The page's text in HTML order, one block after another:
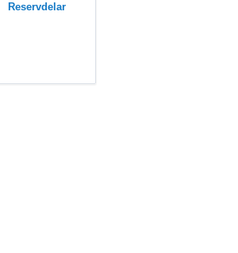
Reservdelar